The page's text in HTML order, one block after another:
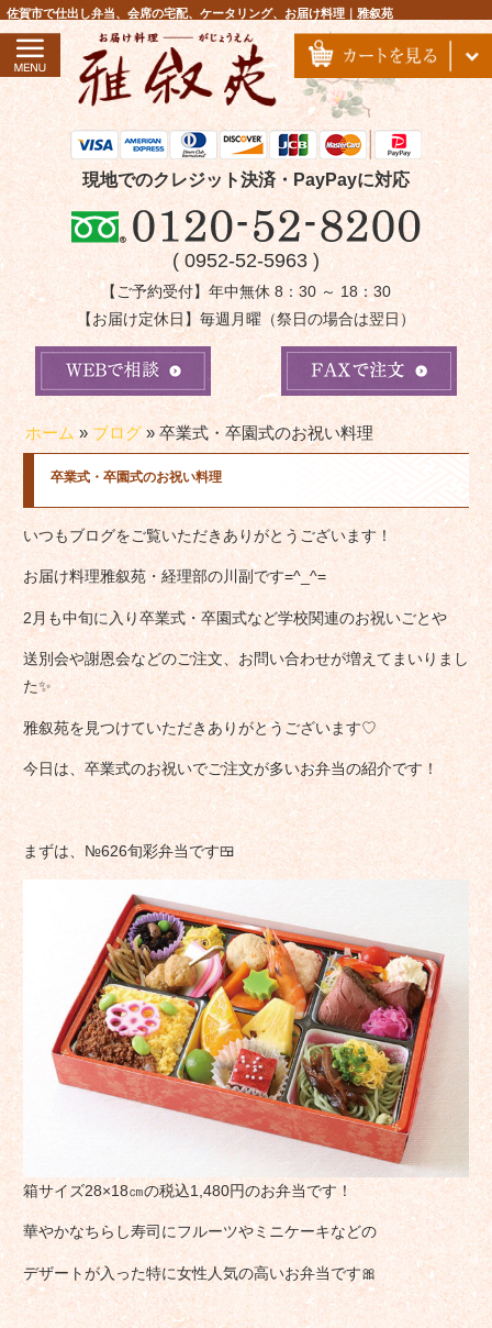
コ
ン
ツ
へ
ス
キ
プ
佐賀市で仕出し弁当、会席の宅配、ケータリング、お届け料理｜雅叙苑
現地でのクレジット決済・PayPayに対応
( 0952-52-5963 )
【ご予約受付】年中無休 8：30 ～ 18：30
【お届け定休日】毎週月曜（祭日の場合は翌日）
ホーム» ブログ» 卒業式・卒園式のお祝い料理
卒業式・卒園式のお祝い料理
いつもブログをご覧いただきありがとうございます！
お届け料理雅叙苑・経理部の川副です=^_^=
2月も中旬に入り卒業式・卒園式など学校関連のお祝いごとや
送別会や謝恩会などのご注文、お問い合わせが増えてまいりまし
た✨
雅叙苑を見つけていただきありがとうございます♡
今日は、卒業式のお祝いでご注文が多いお弁当の紹介です！
まずは、№626旬彩弁当です🍱
箱サイズ28×18㎝の税込1,480円のお弁当です！
華やかなちらし寿司にフルーツやミニケーキなどの
デザートが入った特に女性人気の高いお弁当です🎀